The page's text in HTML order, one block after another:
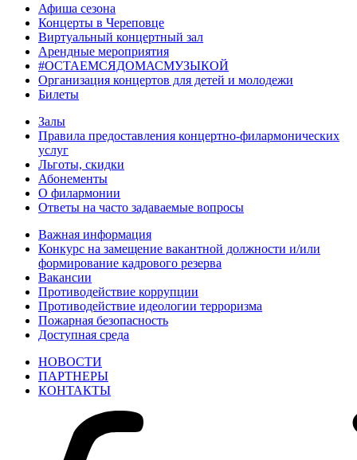
Афиша сезона
Концерты в Череповце
Виртуальный концертный зал
Арендные мероприятия
#ОСТАЕМСЯДОМАСМУЗЫКОЙ
Организация концертов для детей и молодежи
Билеты
Залы
Правила предоставления концертно-филармонических
услуг
Льготы, скидки
Абонементы
О филармонии
Ответы на часто задаваемые вопросы
Важная информация
Конкурс на замещение вакантной должности и/или
формирование кадрового резерва
Вакансии
Противодействие коррупции
Противодействие идеологии терроризма
Пожарная безопасность
Доступная среда
НОВОСТИ
ПАРТНЕРЫ
КОНТАКТЫ